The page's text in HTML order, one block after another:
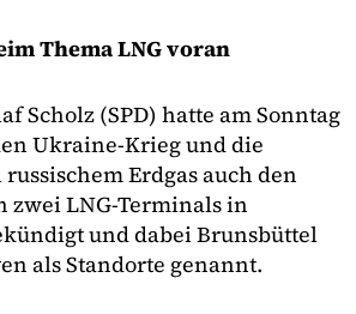
Thema LNG voran
Scholz (SPD) hatte am Sonntag
Ukraine-Krieg und die
Erdgas auch den
zwei LNG-Terminals in
und dabei Brunsbüttel
als Standorte genannt.